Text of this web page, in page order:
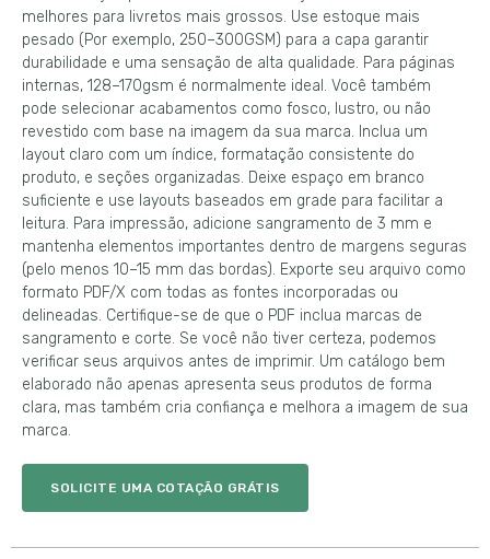
melhores para livretos mais grossos. Use estoque mais
pesado (Por exemplo, 250–300GSM) para a capa garantir
durabilidade e uma sensação de alta qualidade. Para páginas
internas, 128–170gsm é normalmente ideal. Você também
pode selecionar acabamentos como fosco, lustro, ou não
revestido com base na imagem da sua marca. Inclua um
layout claro com um índice, formatação consistente do
produto, e seções organizadas. Deixe espaço em branco
suficiente e use layouts baseados em grade para facilitar a
leitura. Para impressão, adicione sangramento de 3 mm e
mantenha elementos importantes dentro de margens seguras
(pelo menos 10–15 mm das bordas). Exporte seu arquivo como
formato PDF/X com todas as fontes incorporadas ou
delineadas. Certifique-se de que o PDF inclua marcas de
sangramento e corte. Se você não tiver certeza, podemos
verificar seus arquivos antes de imprimir. Um catálogo bem
elaborado não apenas apresenta seus produtos de forma
clara, mas também cria confiança e melhora a imagem de sua
marca.
SOLICITE UMA COTAÇÃO GRÁTIS